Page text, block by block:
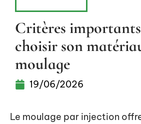
Critères
choisir son
moulage
19/06/2026
Le moulage par injection